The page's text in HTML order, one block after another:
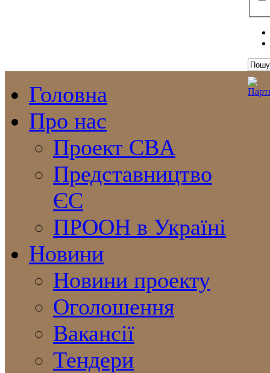
Головна
Про нас
Проект CBA
Представництво
ЄС
ПРООН в Україні
Новини
Новини проекту
Оголошення
Вакансії
Тендери